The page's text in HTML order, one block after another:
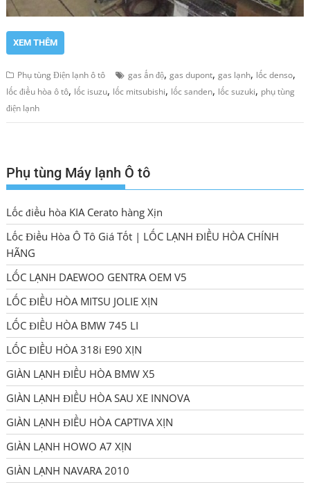
XEM THÊM
Phụ tùng Điện lạnh ô tô gas ấn độ,gas dupont,gas lạnh, lốc denso,
lốc điều hòa ô tô, lốc isuzu, lốc mitsubishi, lốc sanden, lốc suzuki, phụ tùng
điện lạnh
Phụ tùng Máy lạnh Ô tô
Lốc điều hòa KIA Cerato hàng Xịn
Lốc Điều Hòa Ô Tô Giá Tốt | LỐC LẠNH ĐIỀU HÒA CHÍNH
HÃNG
LỐC LẠNH DAEWOO GENTRA OEM V5
LỐC ĐIỀU HÒA MITSU JOLIE XỊN
LỐC ĐIỀU HÒA BMW 745 LI
LỐC ĐIỀU HÒA 318i E90 XỊN
GIÀN LẠNH ĐIỀU HÒA BMW X5
GIÀN LẠNH ĐIỀU HÒA SAU XE INNOVA
GIÀN LẠNH ĐIỀU HÒA CAPTIVA XỊN
GIÀN LẠNH HOWO A7 XỊN
GIÀN LẠNH NAVARA 2010